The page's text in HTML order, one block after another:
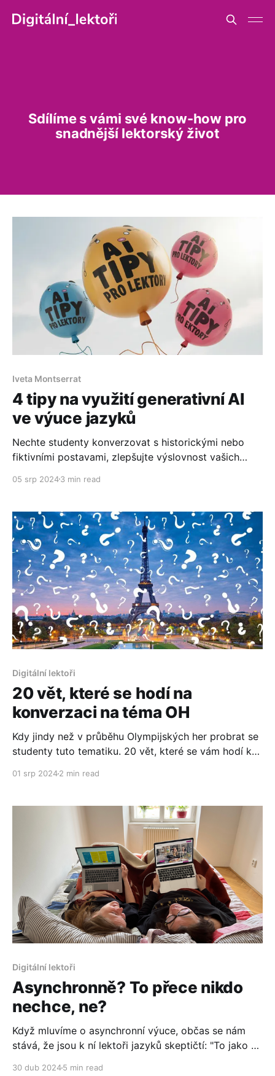
Sdílíme s vámi své know-how pro
snadnější lektorský život
Iveta Montserrat
4 tipy na využití generativní AI
ve výuce jazyků
Nechte studenty konverzovat s historickými nebo
fiktivními postavami, zlepšujte výslovnost vašich
avatary slavných osobností či zaujměte studenty
05 srp 20243 min read
Digitální lektoři
20 vět, které se hodí na
konverzaci na téma OH
Kdy jindy než v průběhu Olympijských her probrat se
studenty tuto tematiku. 20 vět, které se vám hodí ke
01 srp 20242 min read
Digitální lektoři
Asynchronně? To přece nikdo
nechce, ne?
Když mluvíme o asynchronní výuce, občas se nám
stává, že jsou k ní lektoři jazyků skeptičtí: "To jako se
30 dub 20245 min read